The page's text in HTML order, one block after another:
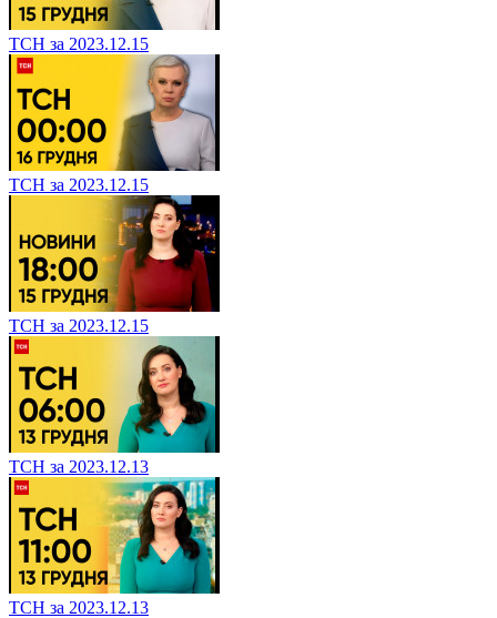
ТСН за 2023.12.15
ТСН за 2023.12.15
ТСН за 2023.12.15
ТСН за 2023.12.13
ТСН за 2023.12.13